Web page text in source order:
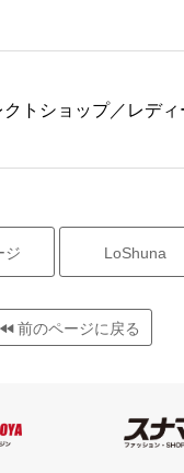
トショップ／レディ
ジ LoShuna
前のページに戻る